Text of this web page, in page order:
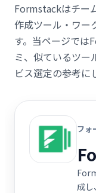
Formstackはチー
作成ツール・ワー
す。当ページでは
ミ、似ているツー
ビス選定の参考に
フォ
成